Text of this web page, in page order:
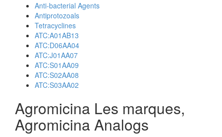
Anti-bacterial Agents
Antiprotozoals
Tetracyclines
ATC:A01AB13
ATC:D06AA04
ATC:J01AA07
ATC:S01AA09
ATC:S02AA08
ATC:S03AA02
Agromicina Les marques,
Agromicina Analogs